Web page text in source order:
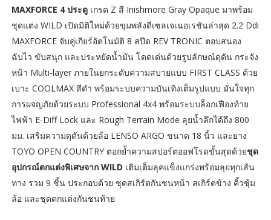
MAXFORCE 4 ประตูเกรด Z สี Inishmore Gray Opaque มาพร้อม
ชุดแต่ง WILD เปิดมิติใหม่ด้วยขุมพลังดีเซลเจเนอเรชันล่าสุด 2.2 Ddi
MAXFORCE จับคู่เกียร์อัตโนมัติ 8 สปีด REV TRONIC ตอบสนอง
ฉับไว ขับสนุก และประหยัดน้ำมัน โดดเด่นด้วยรูปลักษณ์ดุดัน กระจัง
หน้า Multi-layer ภายในยกระดับความสบายแบบ FIRST CLASS ด้วย
เบาะ COOLMAX สีดำ พร้อมระบบความบันเทิงเต็มรูปแบบ มั่นใจทุก
การผจญภัยด้วยระบบ Professional 4x4 พร้อมระบบล็อกเฟืองท้าย
ไฟฟ้า E-Diff Lock และ Rough Terrain Mode ลุยน้ำลึกได้ถึง 800
มม. เสริมความดุดันด้วยล้อ LENSO ARGO ขนาด 18 นิ้ว และยาง
TOYO OPEN COUNTRY ตอกย้ำความสปอร์ตออฟโรดขั้นสุดด้วยชุด
อุปกรณ์ตกแต่งพิเศษจาก WILD เติมเต็มลุคแข็งแกร่งพร้อมลุยทุกเส้น
ทาง รวม 9 ชิ้น ประกอบด้วย ชุดสเกิร์ตกันชนหน้า สเกิร์ตข้าง คิ้วซุ้ม
ล้อ และชุดตกแต่งกันชนท้าย